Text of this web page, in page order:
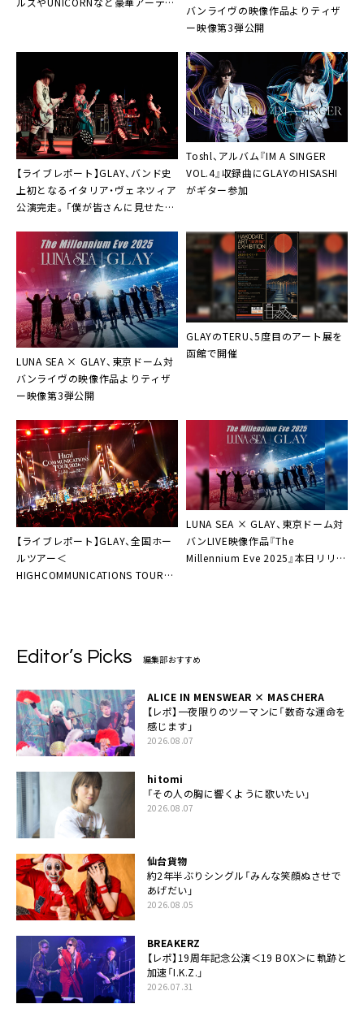
バンライヴの映像作品よりティザ
ー映像第3弾公開
【ライブレポート】GLAY、バンド史
上初となるイタリア・ヴェネツィア
公演完走。「僕が皆さんに見せたか
Toshl、アルバム『IM A SINGER
VOL.4』収録曲にGLAYのHISASHI
がギター参加
LUNA SEA × GLAY、東京ドーム対
バンライヴの映像作品よりティザ
ー映像第3弾公開
GLAYのTERU、5度目のアート展を
函館で開催
【ライブレポート】GLAY、全国ホー
ルツアー＜
HIGHCOMMUNICATIONS TOUR
LUNA SEA × GLAY、東京ドーム対
バンLIVE映像作品『The
Millennium Eve 2025』本日リリー
Editor’s Picks 編集部おすすめ
ALICE IN MENSWEAR × MASCHERA
【レポ】一夜限りのツーマンに「数奇な運命を
感じます」
2026.08.07
hitomi
「その人の胸に響くように歌いたい」
2026.08.07
仙台貨物
約2年半ぶりシングル「みんな笑顔ぬさせで
あげだい」
2026.08.05
BREAKERZ
【レポ】19周年記念公演＜19 BOX＞に軌跡と
加速「I.K.Z.」
2026.07.31